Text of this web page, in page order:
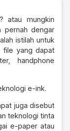
atau mungkin
pernah dengar
istilah untuk
file yang dapat
handphone
e-ink.
juga disebut
teknologi tinta
e-paper atau